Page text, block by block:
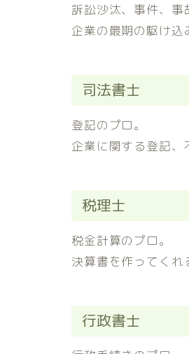
訴訟沙汰、事件、事
企業の最期の駆け込
司法書士
登記のプロ。
企業に関する登記、
税理士
税金計算のプロ。
決算書を作ってくれ
行政書士